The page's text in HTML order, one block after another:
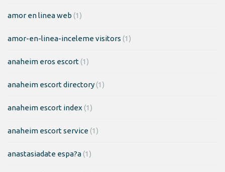
amor en linea web (1)
amor-en-linea-inceleme visitors (1)
anaheim eros escort(1)
anaheim escort directory(1)
anaheim escort index (1)
anaheim escort service(1)
anastasiadate espa?a(1)